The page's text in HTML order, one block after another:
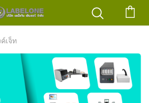
เจ็ท